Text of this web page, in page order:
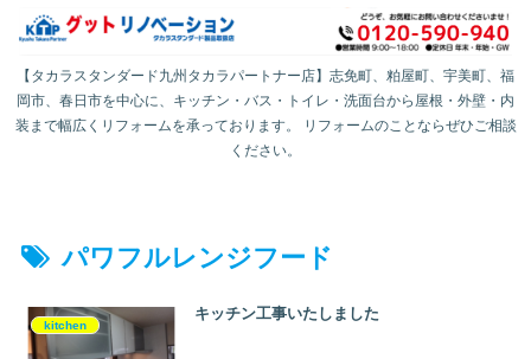
【タカラスタンダード九州タカラパートナー店】志免町、粕屋町、宇美町、福
岡市、春日市を中心に、キッチン・バス・トイレ・洗面台から屋根・外壁・内
装まで幅広くリフォームを承っております。 リフォームのことならぜひご相談
ください。
パワフルレンジフード
kitchen
キッチン工事いたしました